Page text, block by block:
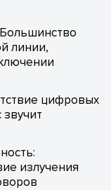
линии,
цифровых
излучения